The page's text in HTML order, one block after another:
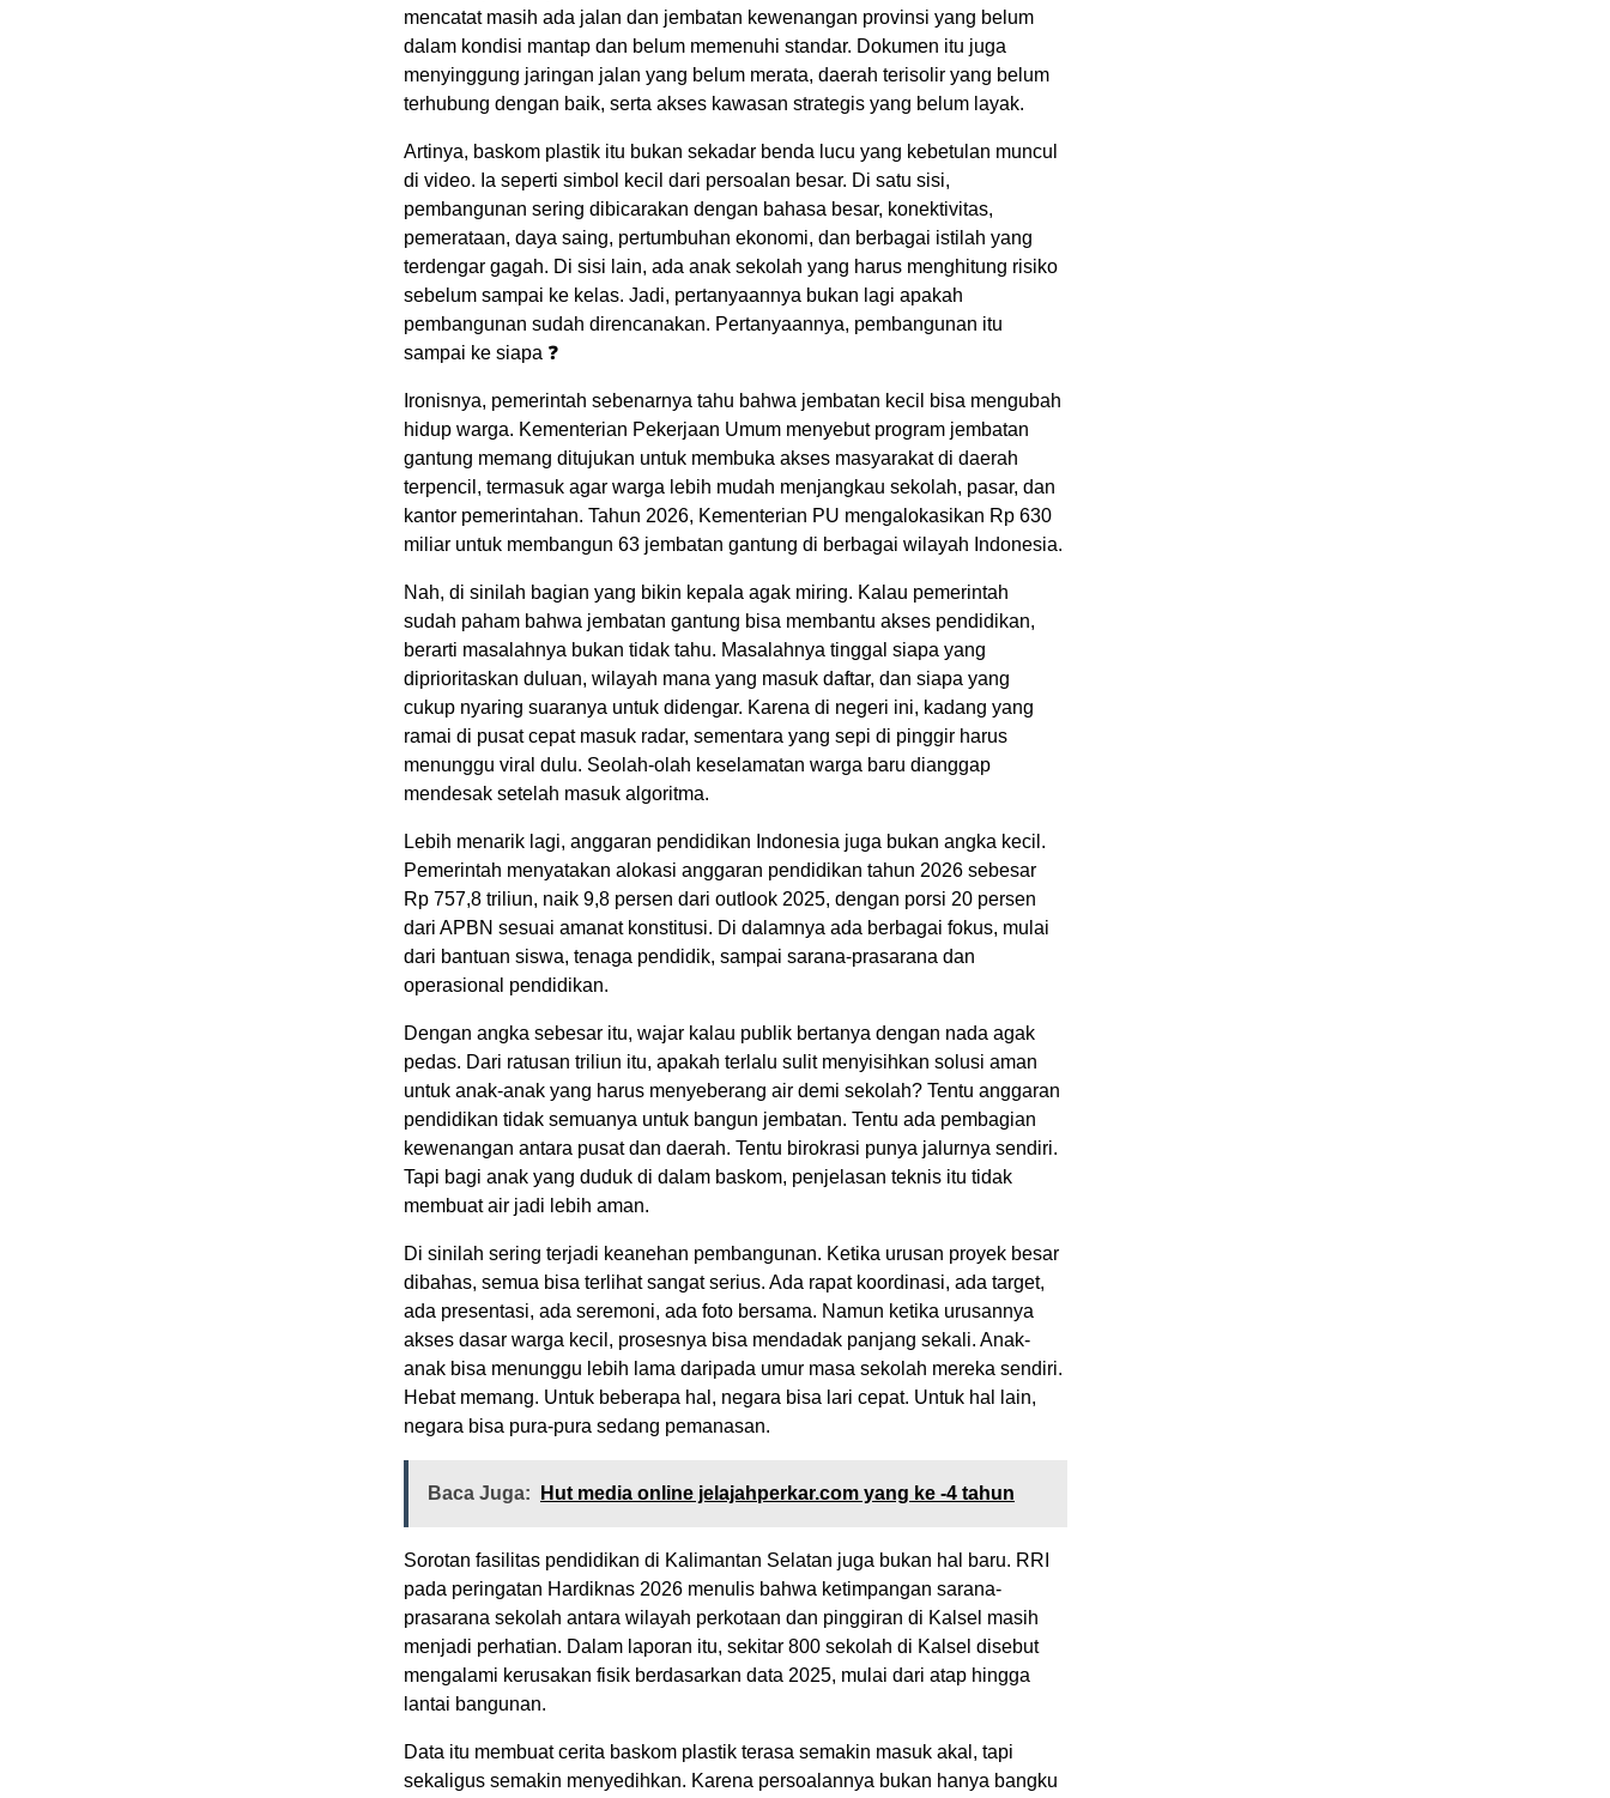
mencatat masih ada jalan dan jembatan kewenangan provinsi yang belum
dalam kondisi mantap dan belum memenuhi standar. Dokumen itu juga
menyinggung jaringan jalan yang belum merata, daerah terisolir yang belum
terhubung dengan baik, serta akses kawasan strategis yang belum layak.
Artinya, baskom plastik itu bukan sekadar benda lucu yang kebetulan muncul
di video. Ia seperti simbol kecil dari persoalan besar. Di satu sisi,
pembangunan sering dibicarakan dengan bahasa besar, konektivitas,
pemerataan, daya saing, pertumbuhan ekonomi, dan berbagai istilah yang
terdengar gagah. Di sisi lain, ada anak sekolah yang harus menghitung risiko
sebelum sampai ke kelas. Jadi, pertanyaannya bukan lagi apakah
pembangunan sudah direncanakan. Pertanyaannya, pembangunan itu
sampai ke siapa ❓
Ironisnya, pemerintah sebenarnya tahu bahwa jembatan kecil bisa mengubah
hidup warga. Kementerian Pekerjaan Umum menyebut program jembatan
gantung memang ditujukan untuk membuka akses masyarakat di daerah
terpencil, termasuk agar warga lebih mudah menjangkau sekolah, pasar, dan
kantor pemerintahan. Tahun 2026, Kementerian PU mengalokasikan Rp 630
miliar untuk membangun 63 jembatan gantung di berbagai wilayah Indonesia.
Nah, di sinilah bagian yang bikin kepala agak miring. Kalau pemerintah
sudah paham bahwa jembatan gantung bisa membantu akses pendidikan,
berarti masalahnya bukan tidak tahu. Masalahnya tinggal siapa yang
diprioritaskan duluan, wilayah mana yang masuk daftar, dan siapa yang
cukup nyaring suaranya untuk didengar. Karena di negeri ini, kadang yang
ramai di pusat cepat masuk radar, sementara yang sepi di pinggir harus
menunggu viral dulu. Seolah-olah keselamatan warga baru dianggap
mendesak setelah masuk algoritma.
Lebih menarik lagi, anggaran pendidikan Indonesia juga bukan angka kecil.
Pemerintah menyatakan alokasi anggaran pendidikan tahun 2026 sebesar
Rp 757,8 triliun, naik 9,8 persen dari outlook 2025, dengan porsi 20 persen
dari APBN sesuai amanat konstitusi. Di dalamnya ada berbagai fokus, mulai
dari bantuan siswa, tenaga pendidik, sampai sarana-prasarana dan
operasional pendidikan.
Dengan angka sebesar itu, wajar kalau publik bertanya dengan nada agak
pedas. Dari ratusan triliun itu, apakah terlalu sulit menyisihkan solusi aman
untuk anak-anak yang harus menyeberang air demi sekolah? Tentu anggaran
pendidikan tidak semuanya untuk bangun jembatan. Tentu ada pembagian
kewenangan antara pusat dan daerah. Tentu birokrasi punya jalurnya sendiri.
Tapi bagi anak yang duduk di dalam baskom, penjelasan teknis itu tidak
membuat air jadi lebih aman.
Di sinilah sering terjadi keanehan pembangunan. Ketika urusan proyek besar
dibahas, semua bisa terlihat sangat serius. Ada rapat koordinasi, ada target,
ada presentasi, ada seremoni, ada foto bersama. Namun ketika urusannya
akses dasar warga kecil, prosesnya bisa mendadak panjang sekali. Anak-
anak bisa menunggu lebih lama daripada umur masa sekolah mereka sendiri.
Hebat memang. Untuk beberapa hal, negara bisa lari cepat. Untuk hal lain,
negara bisa pura-pura sedang pemanasan.
Baca Juga: Hut media online jelajahperkar.com yang ke -4 tahun
Sorotan fasilitas pendidikan di Kalimantan Selatan juga bukan hal baru. RRI
pada peringatan Hardiknas 2026 menulis bahwa ketimpangan sarana-
prasarana sekolah antara wilayah perkotaan dan pinggiran di Kalsel masih
menjadi perhatian. Dalam laporan itu, sekitar 800 sekolah di Kalsel disebut
mengalami kerusakan fisik berdasarkan data 2025, mulai dari atap hingga
lantai bangunan.
Data itu membuat cerita baskom plastik terasa semakin masuk akal, tapi
sekaligus semakin menyedihkan. Karena persoalannya bukan hanya bangku